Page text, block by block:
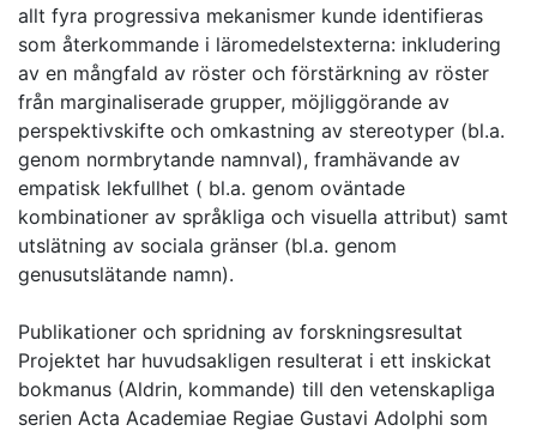
allt fyra progressiva mekanismer kunde identifieras
som återkommande i läromedelstexterna: inkludering
av en mångfald av röster och förstärkning av röster
från marginaliserade grupper, möjliggörande av
perspektivskifte och omkastning av stereotyper (bl.a.
genom normbrytande namnval), framhävande av
empatisk lekfullhet ( bl.a. genom oväntade
kombinationer av språkliga och visuella attribut) samt
utslätning av sociala gränser (bl.a. genom
genusutslätande namn).
Publikationer och spridning av forskningsresultat
Projektet har huvudsakligen resulterat i ett inskickat
bokmanus (Aldrin, kommande) till den vetenskapliga
serien Acta Academiae Regiae Gustavi Adolphi som